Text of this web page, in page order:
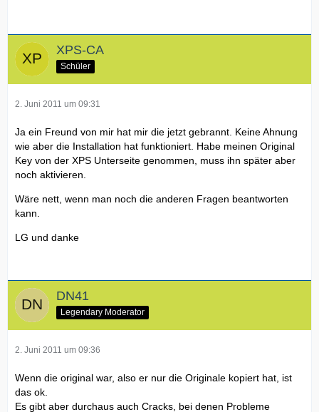
XPS-CA
Schüler
2. Juni 2011 um 09:31
Ja ein Freund von mir hat mir die jetzt gebrannt. Keine Ahnung
wie aber die Installation hat funktioniert. Habe meinen Original
Key von der XPS Unterseite genommen, muss ihn später aber
noch aktivieren.
Wäre nett, wenn man noch die anderen Fragen beantworten
kann.
LG und danke
DN41
Legendary Moderator
2. Juni 2011 um 09:36
Wenn die original war, also er nur die Originale kopiert hat, ist
das ok.
Es gibt aber durchaus auch Cracks, bei denen Probleme